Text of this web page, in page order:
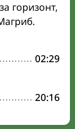
горизонт,
02:29
20:16